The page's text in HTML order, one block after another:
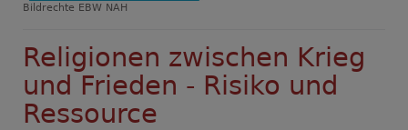
Bildrechte EBW NAH
Religionen zwischen Krieg
und Frieden - Risiko und
Ressource